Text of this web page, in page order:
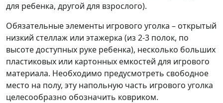
для ребенка, другой для взрослого).
Обязательные элементы игрового уголка – открытый
низкий стеллаж или этажерка (из 2-3 полок, по
высоте доступных руке ребенка), несколько больших
пластиковых или картонных емкостей для игрового
материала. Необходимо предусмотреть свободное
место на полу, эту напольную часть игрового уголка
целесообразно обозначить ковриком.